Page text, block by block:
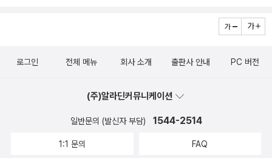
932년 대공황기에 집권한 루스벨트는 뉴딜정책이라는 새로운 자본
족주의적인 성격을 지니고 있었다. 뉴딜에 참여한 자본은 초기에는
기에 폭증하는 노동의 요구를 수용하기에는 한계가 있었고, 당시 국
가기구는 노동과 자본의 첨예한 대립을 조정할 만큼 강력하지 못했
로그인 전체 메뉴 회사 소개 출판사 안내 PC 버전
(주)알라딘커뮤니케이션
일반문의 (발신자 부담) 1544-2514
1:1 문의 FAQ